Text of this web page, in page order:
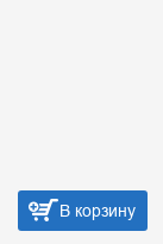
В корзину